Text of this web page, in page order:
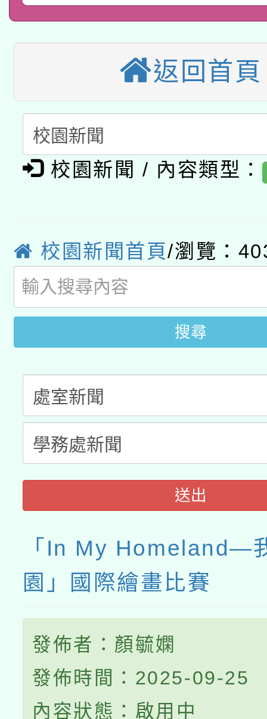
件」活動簡章
年度COVID-19疫苗接
接種對象擴大為「滿6
接種之民眾」措施，
月28日止
轉知經濟部水利署委託
業技術研究院辦理「
用水績優單位及節水達
動」
115年8月22日(星期六
桃園市孔廟祈福系列
開 智慧啟航」
2026年桃園地景藝術
「2026桃園藝術巡演
關事宜
轉知教育部國民及學前
國立臺灣師範大學辦
業成長研習」實施計畫
函轉國家教育研究院中
師專業成長研習實施計
方素養工作坊新北場」
族語言臺北學習中心
「族語學習班」招生簡
轉知有關國立成功大學
文教學共融平台-教案
件」活動簡章
教育部國民及學前教育
年度COVID-19疫苗接
接種對象擴大為「滿6
接種之民眾」措施，延
月28日止
返回首頁
校園新聞 / 內容類型：
校園新聞首頁/瀏覽：
搜尋
送出
「In My Homeland—
園」國際繪畫比賽
發佈者：顏毓嫻
發佈時間：2025-09-25
內容狀態：啟用中